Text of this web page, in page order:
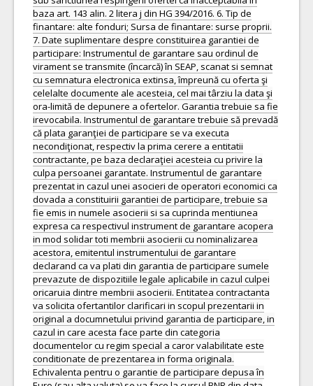
baza art. 143 alin. 2 litera j din HG 394/2016. 6. Tip de
finantare: alte fonduri; Sursa de finantare: surse proprii.
7. Date suplimentare despre constituirea garantiei de
participare: Instrumentul de garantare sau ordinul de
virament se transmite (încarcă) în SEAP, scanat si semnat
cu semnatura electronica extinsa, împreună cu oferta şi
celelalte documente ale acesteia, cel mai târziu la data şi
ora-limită de depunere a ofertelor. Garantia trebuie sa fie
irevocabila. Instrumentul de garantare trebuie să prevadă
că plata garanţiei de participare se va executa
necondiţionat, respectiv la prima cerere a entitatii
contractante, pe baza declaraţiei acesteia cu privire la
culpa persoanei garantate. Instrumentul de garantare
prezentat in cazul unei asocieri de operatori economici ca
dovada a constituirii garantiei de participare, trebuie sa
fie emis in numele asocierii si sa cuprinda mentiunea
expresa ca respectivul instrument de garantare acopera
in mod solidar toti membrii asocierii cu nominalizarea
acestora, emitentul instrumentului de garantare
declarand ca va plati din garantia de participare sumele
prevazute de dispozitiile legale aplicabile in cazul culpei
oricaruia dintre membrii asocierii. Entitatea contractanta
va solicita ofertantilor clarificari in scopul prezentarii in
original a documnetului privind garantia de participare, in
cazul in care acesta face parte din categoria
documentelor cu regim special a caror valabilitate este
conditionate de prezentarea in forma originala.
Echivalenta pentru o garantie de participare depusa în